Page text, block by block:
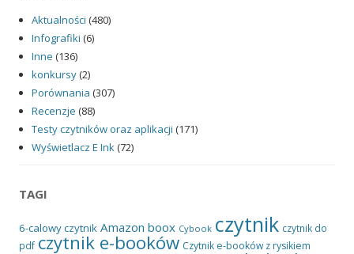
Aktualności (480)
Infografiki (6)
Inne (136)
konkursy(2)
Porównania (307)
Recenzje (88)
Testy czytników oraz aplikacji (171)
Wyświetlacz E Ink(72)
TAGI
6-calowy czytnik Amazon boox Cybook czytnik czytnik do
pdf czytnik e-booków Czytnik e-booków z rysikiem